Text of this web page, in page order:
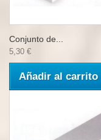
Conjunto de...
5,30 €
Añadir al carrito